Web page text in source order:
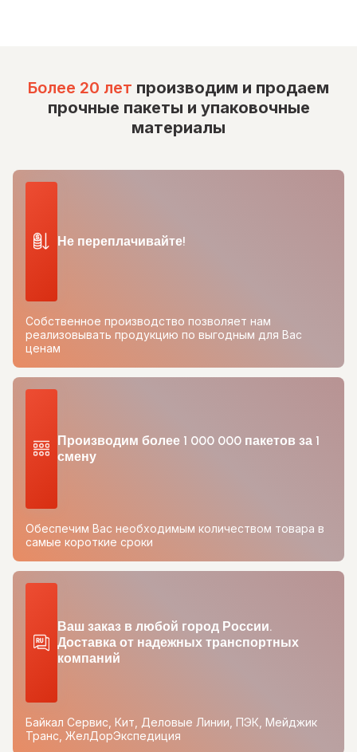
Более 20 лет производим и продаем
прочные пакеты и упаковочные
материалы
Не переплачивайте!
Собственное производство позволяет нам
реализовывать продукцию по выгодным для Вас
ценам
Производим более 1 000 000 пакетов за 1
смену
Обеспечим Вас необходимым количеством товара в
самые короткие сроки
Ваш заказ в любой город России.
Доставка от надежных транспортных
компаний
Байкал Сервис, Кит, Деловые Линии, ПЭК, Мейджик
Транс, ЖелДорЭкспедиция